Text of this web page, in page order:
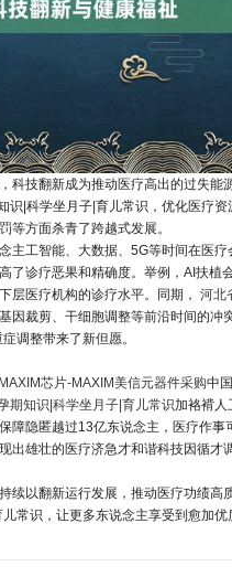
科技翻新成为推动医疗高出的过失能
识|科学坐月子|育儿常识，优化医疗资
等方面杀青了跨越式发展。
主工智能、大数据、5G等时间在医疗
了诊疗恶果和精确度。举例，AI扶植
层医疗机构的诊疗水平。同期， 河北
基因裁剪、干细胞调整等前沿时间的冲
调整带来了新但愿。
芯片-MAXIM美信元器件采购中
期知识|科学坐月子|育儿常识加袼褙人
障隐匿越过13亿东说念主，医疗作事
出雄壮的医疗济急才和谐科技因循才
续以翻新运行发展，推动医疗功绩高
常识，让更多东说念主享受到愈加优